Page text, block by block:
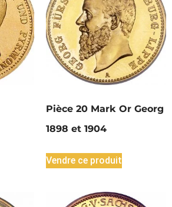
Pièce 20 Mark Or Georg
1898 et 1904
Vendre ce produit